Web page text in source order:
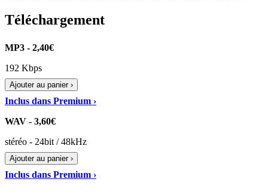
Téléchargement
MP3 - 2,40€
192 Kbps
Ajouter au panier ›
Inclus dans Premium ›
WAV - 3,60€
stéréo - 24bit / 48kHz
Ajouter au panier ›
Inclus dans Premium ›